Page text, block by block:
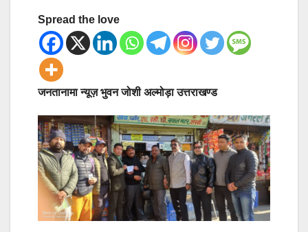
Spread the love
जनतानामा न्यूज़ भुवन जोशी अल्मोड़ा उत्तराखण्ड